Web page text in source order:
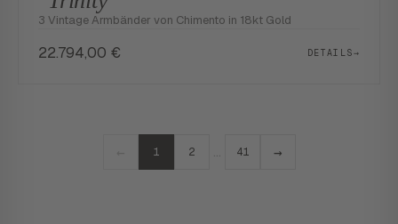
3 Vintage Armbänder von Chimento in 18kt Gold
22.794,00 € DETAILS→
1 2 … 41 →